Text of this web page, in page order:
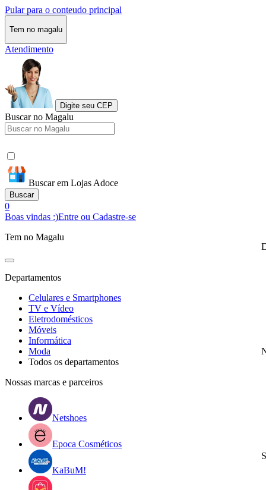
Pular para o conteudo principal
Tem no magalu
Atendimento
Digite seu CEP
Buscar no Magalu
Buscar em Lojas Adoce
Buscar
0
Boas vindas :)Entre ou Cadastre-se
Tem no Magalu
Departamentos
Celulares e Smartphones
TV e Vídeo
Eletrodomésticos
Móveis
Informática
Moda
Todos os departamentos
Nossas marcas e parceiros
Netshoes
Epoca Cosméticos
KaBuM!